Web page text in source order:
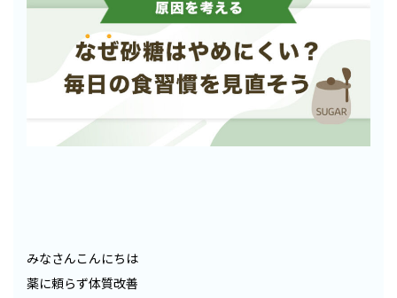
みなさんこんにちは
薬に頼らず体質改善